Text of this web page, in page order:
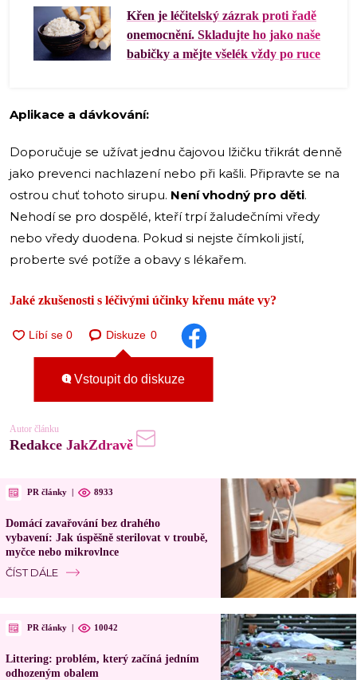
Křen je léčitelský zázrak proti řadě
onemocnění. Skladujte ho jako naše
babičky a mějte všelék vždy po ruce
Aplikace a dávkování:
Doporučuje se užívat jednu čajovou lžičku třikrát denně
jako prevenci nachlazení nebo při kašli. Připravte se na
ostrou chuť tohoto sirupu. Není vhodný pro děti.
Nehodí se pro dospělé, kteří trpí žaludečními vředy
nebo vředy duodena. Pokud si nejste čímkoli jistí,
proberte své potíže a obavy s lékařem.
Jaké zkušenosti s léčivými účinky křenu máte vy?
Diskuze 0
Vstoupit do diskuze
Autor článku
Redakce JakZdravě
PR články | 8933
Domácí zavařování bez drahého
vybavení: Jak úspěšně sterilovat v troubě,
myčce nebo mikrovlnce
ČÍST DÁLE
PR články | 10042
Littering: problém, který začíná jedním
odhozeným obalem